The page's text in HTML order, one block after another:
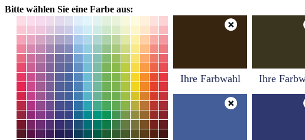
Bitte wählen Sie eine Farbe aus:
Ihre Farbwahl Ihre